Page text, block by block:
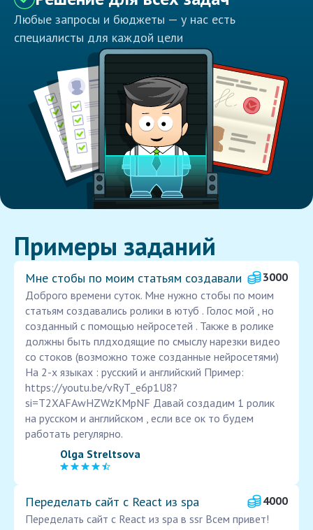
Любые запросы и бюджеты — у нас есть
специалисты для каждой цели
Примеры заданий
Мне стобы по моим статьям создавали
3000
Доброго времени суток. Мне нужно стобы по моим
статьям создавались ролики в ютуб . Голос мой , но
созданный с помощью нейросетей . Также в ролике
должны быть плдходящие по смыслу нарезки видео
со стоков (возможно тоже созданные нейросетями)
На 2-х языках : русский и английский Пример:
https://youtu.be/vRyT_e6p1U8?
si=T2XAFAwHZWzKMpNF Давай создадим 1 ролик
на русском и английском , если все ок то будем
работать регулярно.
Olga Streltsova
Переделать сайт с React из spa
4000
Переделать сайт с React из spa в ssr Всем привет!